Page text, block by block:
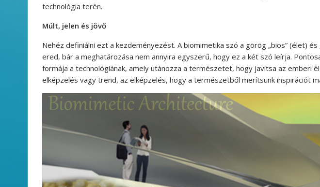
technológia terén.
Múlt, jelen és jövő
Nehéz definiálni ezt a kezdeményezést. A biomimetika szó a görög „bios” (élet) és
ered, bár a meghatározása nem annyira egyszerű, hogy ez a két szó leírja.
formája a technológiának, amely utánozza a természetet, hogy javítsa az emberi
elképzelés vagy trend, az elképzelés, hogy a természetből merítsünk inspirációt